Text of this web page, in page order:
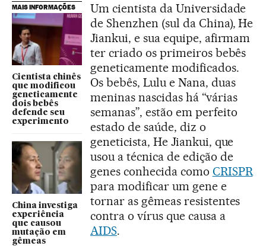
MAIS INFORMAÇÕES
Cientista chinês
que modificou
geneticamente
dois bebês
defende seu
experimento
China investiga
experiência
que causou
mutação em
gêmeas
Um cientista da Universidade
de Shenzhen (sul da China), He
Jiankui, e sua equipe, afirmam
ter criado os primeiros bebês
geneticamente modificados.
Os bebês, Lulu e Nana, duas
meninas nascidas há “várias
semanas”, estão em perfeito
estado de saúde, diz o
geneticista, He Jiankui, que
usou a técnica de edição de
genes conhecida como CRISPR
para modificar um gene e
tornar as gêmeas resistentes
contra o vírus que causa a
AIDS.